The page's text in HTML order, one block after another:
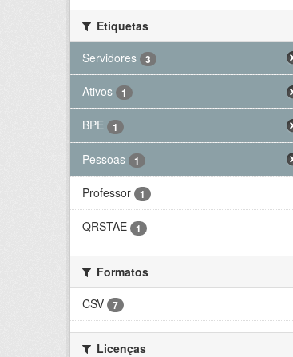
Etiquetas
Servidores
3
Ativos 1
BPE 1
Pessoas 1
Professor 1
QRSTAE 1
Formatos
CSV
7
Licenças